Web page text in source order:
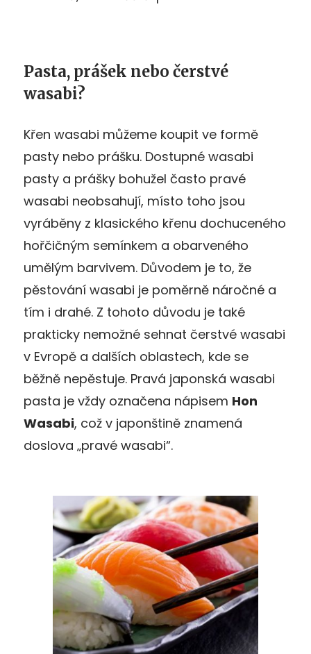
Pasta, prášek nebo čerstvé
wasabi?
Křen wasabi můžeme koupit ve formě
pasty nebo prášku. Dostupné wasabi
pasty a prášky bohužel často pravé
wasabi neobsahují, místo toho jsou
vyráběny z klasického křenu dochuceného
hořčičným semínkem a obarveného
umělým barvivem. Důvodem je to, že
pěstování wasabi je poměrně náročné a
tím i drahé. Z tohoto důvodu je také
prakticky nemožné sehnat čerstvé wasabi
v Evropě a dalších oblastech, kde se
běžně nepěstuje. Pravá japonská wasabi
pasta je vždy označena nápisem Hon
Wasabi, což v japonštině znamená
doslova „pravé wasabi“.